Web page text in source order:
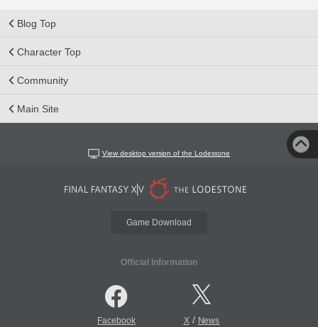
Blog Top
Character Top
Community
Main Site
View desktop version of the Lodestone
Game Download
Official Information
Facebook X/ News